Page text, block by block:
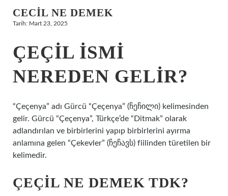
Hakkımızda
CECIL NE DEMEK
Tarih: Mart 23, 2025
ÇEÇIL ISMI
NEREDEN GELIR?
“Çeçenya” adı Gürcü “Çeçenya” (ჩეჩილი) kelimesinden
gelir. Gürcü “Çeçenya”, Türkçe’de “Ditmak” olarak
adlandırılan ve birbirlerini yapıp birbirlerini ayırma
anlamına gelen “Çekevler” (ჩეჩავს) fiilinden türetilen bir
kelimedir.
ÇEÇIL NE DEMEK TDK?